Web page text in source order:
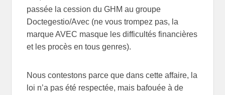
passée la cession du GHM au groupe
Doctegestio/Avec (ne vous trompez pas, la
marque AVEC masque les difficultés financières
et les procès en tous genres).
Nous contestons parce que dans cette affaire, la
loi n’a pas été respectée, mais bafouée à de